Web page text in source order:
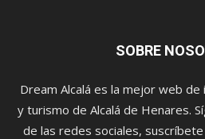
SOBRE
Dream Alcalá es la mejor web de
y turismo de Alcalá de Henares.
de las redes sociales,